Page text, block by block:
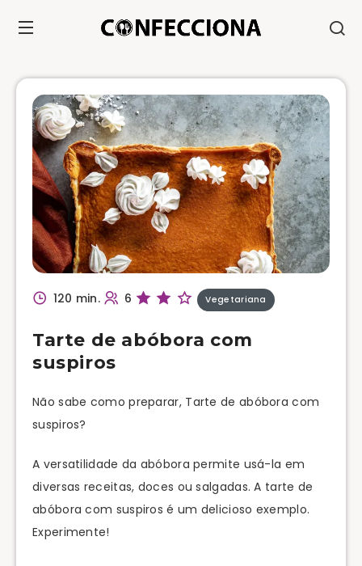
120 min. 6 Vegetariana
Tarte de abóbora com
suspiros
Não sabe como preparar, Tarte de abóbora com
suspiros?
A versatilidade da abóbora permite usá-la em
diversas receitas, doces ou salgadas. A tarte de
abóbora com suspiros é um delicioso exemplo.
Experimente!